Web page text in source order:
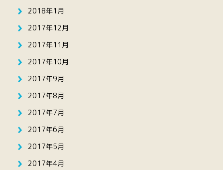
2018年1月
2017年12月
2017年11月
2017年10月
2017年9月
2017年8月
2017年7月
2017年6月
2017年5月
2017年4月